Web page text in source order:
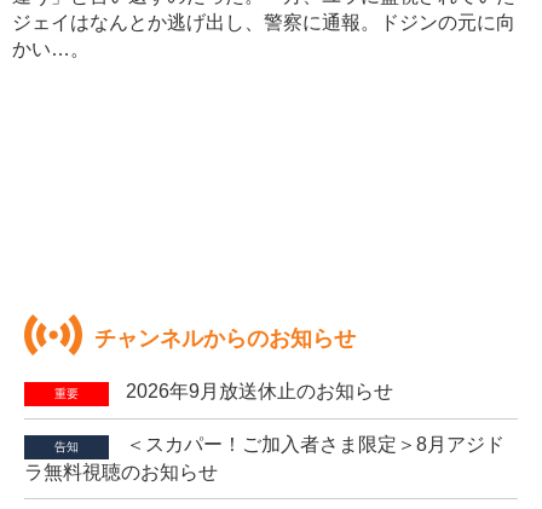
ジェイはなんとか逃げ出し、警察に通報。ドジンの元に向
かい…。
チャンネルからのお知らせ
重要 2026年9月放送休止のお知らせ
告知
＜スカパー！ご加入者さま限定＞8月アジド
ラ無料視聴のお知らせ